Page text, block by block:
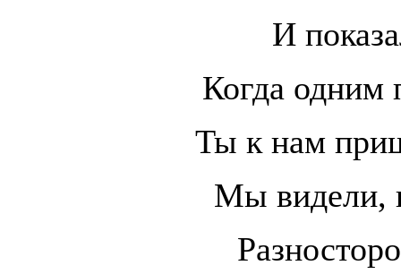
И
Когда одним
Ты к нам
Мы видели,